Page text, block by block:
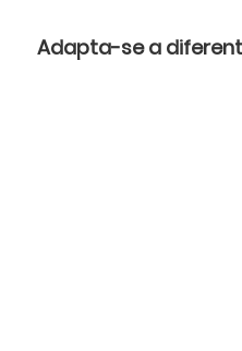
Adapta-se a